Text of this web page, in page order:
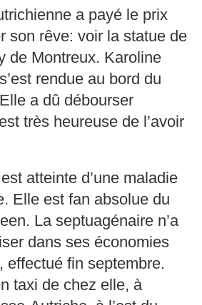
a payé le prix
son rêve: voir la statue de
de Montreux. Karoline
rendue au bord du
a dû débourser
très heureuse de l’avoir
atteinte d’une maladie
Elle est fan absolue du
La septuagénaire n’a
dans ses économies
effectué fin septembre.
taxi de chez elle, à